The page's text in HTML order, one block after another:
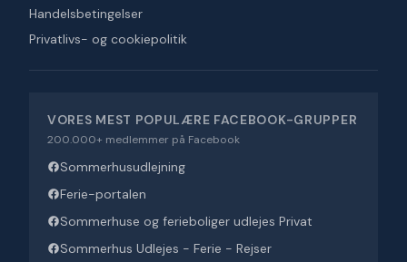
Handelsbetingelser
Privatlivs- og cookiepolitik
VORES MEST POPULÆRE FACEBOOK-GRUPPER
200.000+ medlemmer på Facebook
Sommerhusudlejning
Ferie-portalen
Sommerhuse og ferieboliger udlejes Privat
Sommerhus Udlejes - Ferie - Rejser